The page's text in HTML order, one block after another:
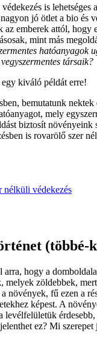
is lehetséges
jó ötlet a bio és
az emberek attól, hogy
mint más
hatóanyagok
társaik?
kiváló példát erre!
bemutatunk nektek
mely
biztosít növényeink
is rovarölő szer
(többé-
arra, hogy a
melyek zöldebbek,
növények, fű ezen a
képest. A
levélfelületük
ez? Mi szerepet